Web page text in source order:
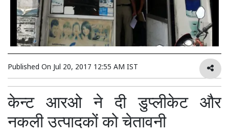
Published On Jul 20, 2017 12:55 AM IST
केन्ट आरओ ने दी डुप्लीकेट और
नकली उत्पादकों को चेतावनी